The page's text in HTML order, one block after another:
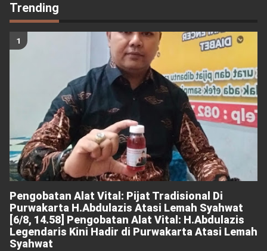
Trending
Pengobatan Alat Vital: Pijat Tradisional Di
Purwakarta H.Abdulazis Atasi Lemah Syahwat
[6/8, 14.58] Pengobatan Alat Vital: H.Abdulazis
Legendaris Kini Hadir di Purwakarta Atasi Lemah
Syahwat